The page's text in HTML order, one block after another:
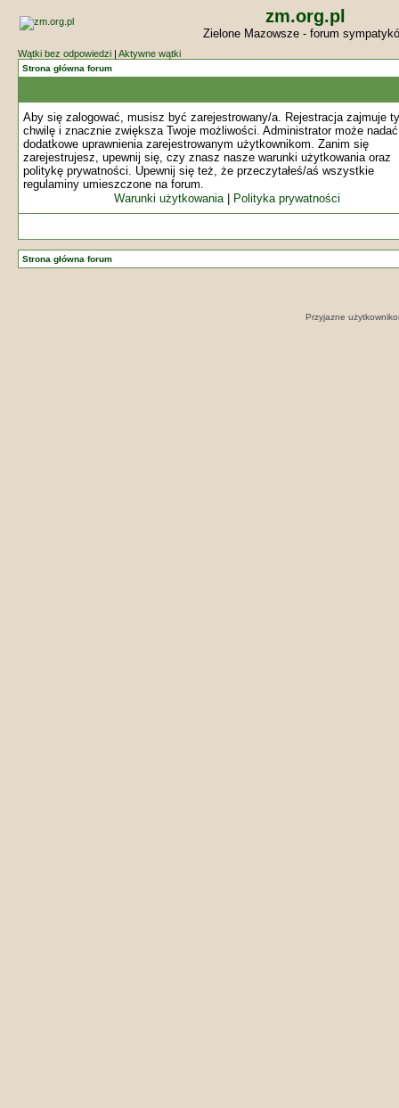
zm.org.pl
Zielone Mazowsze - forum
Wątki bez odpowiedzi| Aktywne wątki
Strona główna forum
Aby się zalogować, musisz być zarejestrowany/a. Rejestracja zajmuje
chwilę i znacznie zwiększa Twoje możliwości. Administrator może nadać
dodatkowe uprawnienia zarejestrowanym użytkownikom. Zanim się
zarejestrujesz, upewnij się, czy znasz nasze warunki użytkowania oraz
politykę prywatności. Upewnij się też, że przeczytałeś/aś wszystkie
regulaminy umieszczone na forum.
Warunki użytkowania| Polityka prywatności
Strona główna forum
Przyjazne